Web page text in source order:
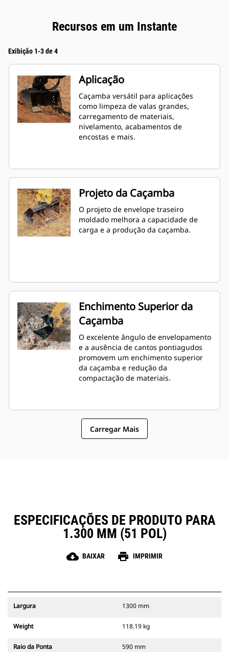
Recursos em um Instante
Exibição 1-3 de 4
Aplicação
Caçamba versátil para aplicações
como limpeza de valas grandes,
carregamento de materiais,
nivelamento, acabamentos de
encostas e mais.
Projeto da Caçamba
O projeto de envelope traseiro
moldado melhora a capacidade de
carga e a produção da caçamba.
Enchimento Superior da
Caçamba
O excelente ângulo de envelopamento
e a ausência de cantos pontiagudos
promovem um enchimento superior
da caçamba e redução da
compactação de materiais.
Carregar Mais
ESPECIFICAÇÕES DE PRODUTO PARA
1.300 MM (51 POL)
cloud_download BAIXAR print IMPRIMIR
Largura 1300 mm
Weight 118.19 kg
Raio da Ponta 590 mm